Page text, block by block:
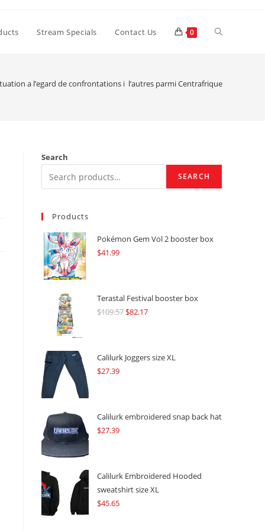
Stream Specials Contact Us 0 Toggle
a l’egard de confrontations i l’autres parmi Centrafrique
Search
SEARCH
Products
Pokémon Gem Vol 2 booster box
$41.99
Terastal Festival booster box
$109.57Original
$109.57.
$82.17Current
$82.17.
Calilurk Joggers size XL
$27.39
Calilurk embroidered snap back hat
$27.39
Calilurk Embroidered Hooded
sweatshirt size XL
$45.65